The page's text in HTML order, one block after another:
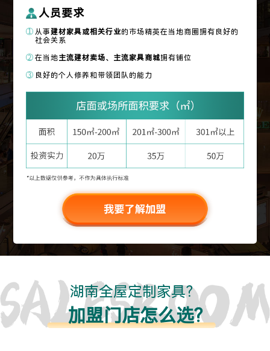
人员要求
从事 建材家具或相关行业的市场精英在当地商圈拥有良好的
社会关系
在当地主流建材卖场、主流家具商城拥有铺位
良好的个人修养和带领团队的能力
湖南全屋定制家具？
加盟门店怎么选?